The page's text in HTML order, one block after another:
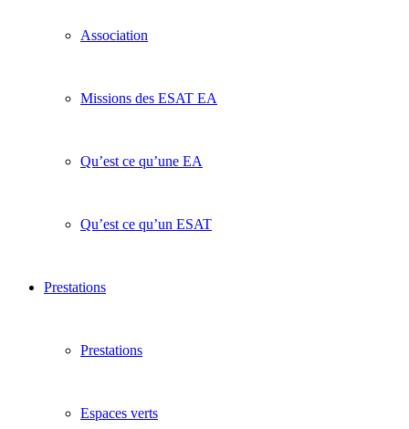
Association
Missions des ESAT EA
Qu’est ce qu’une EA
Qu’est ce qu’un ESAT
Prestations
Prestations
Espaces verts